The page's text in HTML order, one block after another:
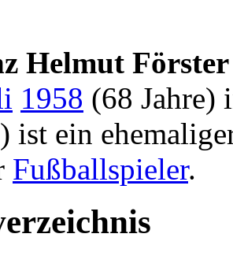
Helmut Förster
1958 (68 Jahre)
ist ein
Fußballspieler.